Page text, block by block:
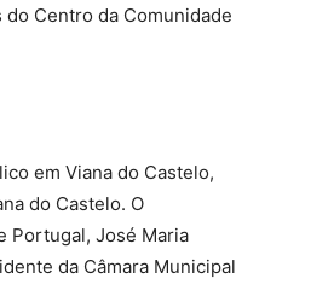
Centro da Comunidade
em Viana do Castelo,
do Castelo. O
Portugal, José Maria
da Câmara Municipal